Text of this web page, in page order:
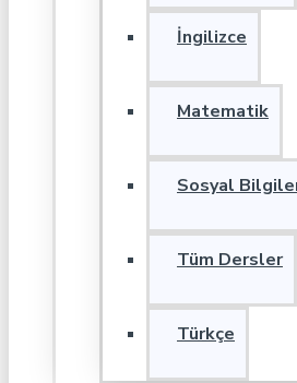
İngilizce
Matematik
Sosyal
Tüm Dersler
Türkçe